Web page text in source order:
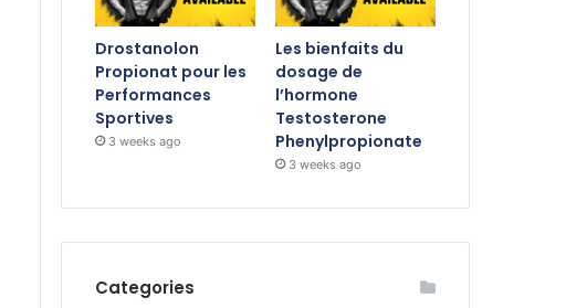
Drostanolon
Propionat pour les
Performances
Sportives
3 weeks ago
Les bienfaits du
dosage de
l’hormone
Testosterone
Phenylpropionate
3 weeks ago
Categories